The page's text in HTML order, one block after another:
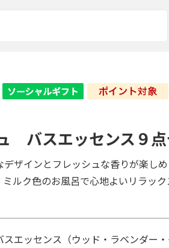
バスエッセンス９点
デザインとフレッシュな香りが楽し
ミルク色のお風呂で心地よいリラッ
エッセンス（ウッド・ラベンダー